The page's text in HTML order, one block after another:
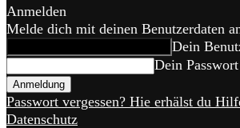
Anmelden
Melde dich mit deinen Benutzerdaten
Dein
Dein Passwort
Passwort vergessen? Hie erhälst du
Datenschutz